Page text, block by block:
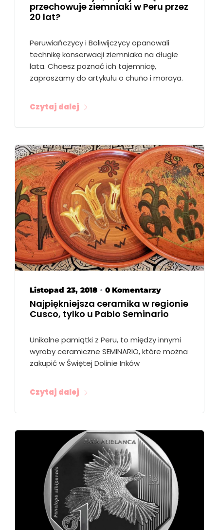
przechowuje ziemniaki w Peru przez
20 lat?
Peruwiańczycy i Boliwijczycy opanowali
technikę konserwacji ziemniaka na długie
lata. Chcesz poznać ich tajemnicę,
zapraszamy do artykułu o chuño i moraya.
Czytaj dalej
Listopad 23, 2018 • 0 Komentarzy
Najpiękniejsza ceramika w regionie
Cusco, tylko u Pablo Seminario
Unikalne pamiątki z Peru, to między innymi
wyroby ceramiczne SEMINARIO, które można
zakupić w Świętej Dolinie Inków
Czytaj dalej